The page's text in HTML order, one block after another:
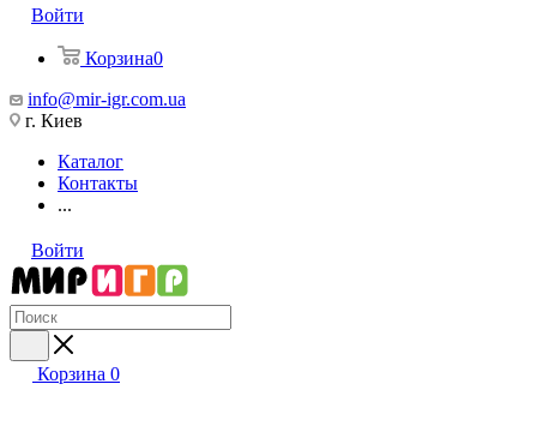
Войти
Корзина0
info@mir-igr.com.ua
г. Киев
Каталог
Контакты
...
Войти
Корзина 0